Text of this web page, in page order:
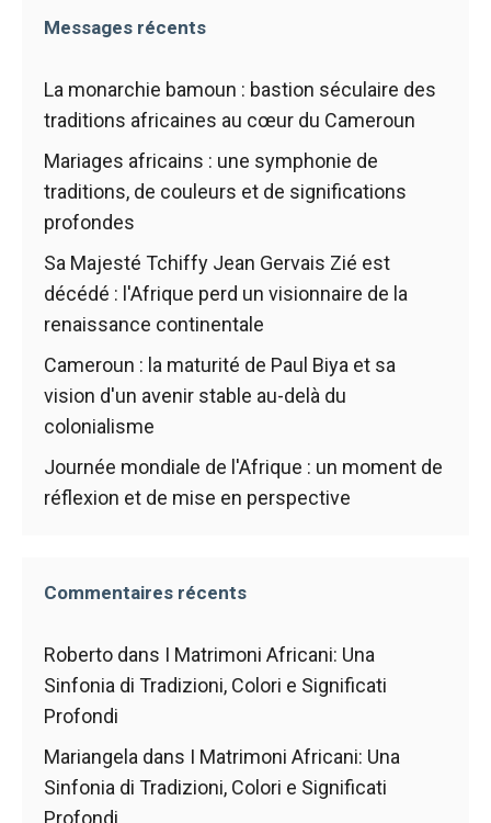
Messages récents
La monarchie bamoun : bastion séculaire des
traditions africaines au cœur du Cameroun
Mariages africains : une symphonie de
traditions, de couleurs et de significations
profondes
Sa Majesté Tchiffy Jean Gervais Zié est
décédé : l'Afrique perd un visionnaire de la
renaissance continentale
Cameroun : la maturité de Paul Biya et sa
vision d'un avenir stable au-delà du
colonialisme
Journée mondiale de l'Afrique : un moment de
réflexion et de mise en perspective
Commentaires récents
Roberto dans I Matrimoni Africani: Una
Sinfonia di Tradizioni, Colori e Significati
Profondi
Mariangela dans I Matrimoni Africani: Una
Sinfonia di Tradizioni, Colori e Significati
Profondi
Afin
d'améliorer la
et la structure
du site web,
en fonction
de la manière
dont le site
est utilisé.
Expérience
Afin que notre
site web
mieux pendant
votre visite. Si
vous refusez
ces cookies,
certaines
fonctionnalités
disparaîtront
vos intérêts et
votre
lors de la
visite de notre
site, vous
augmentez
les chances